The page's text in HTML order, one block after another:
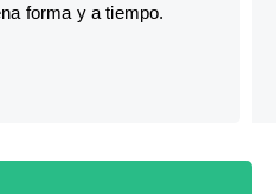
forma y a tiempo.